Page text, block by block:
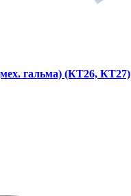
гальма) (КТ26, КТ27)